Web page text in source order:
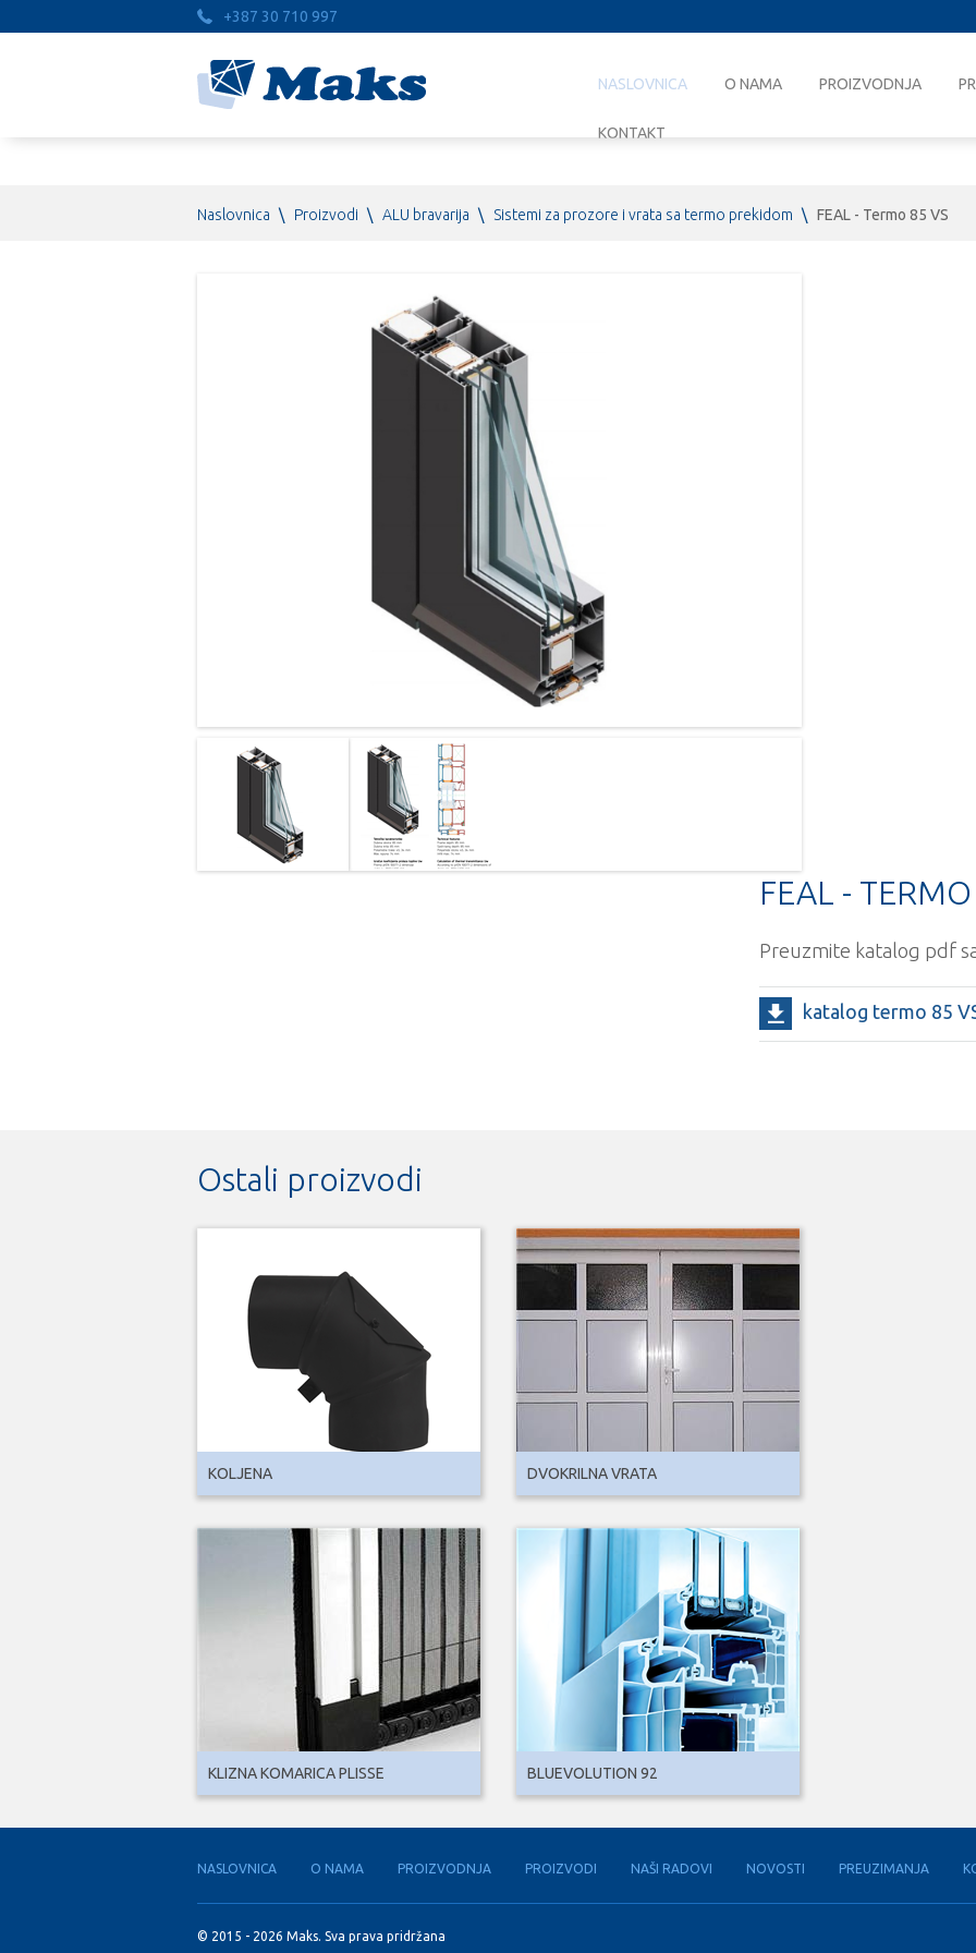
+387 30 710 997
NASLOVNICA O NAMA PROIZVODNJA
KONTAKT
Naslovnica \ Proizvodi \ ALU bravarija \ Sistemi za prozore i vrata sa termo prekidom \ FEAL - Termo 85 VS
FEAL -
Preuzmite katalog pdf
katalog termo 85
Ostali proizvodi
KOLJENA DVOKRILNA VRATA
KLIZNA KOMARICA PLISSE BLUEVOLUTION 92
NASLOVNICA O NAMA PROIZVODNJA PROIZVODI NAŠI RADOVI NOVOSTI PREUZIMANJA
© 2015 - 2026 Maks. Sva prava pridržana